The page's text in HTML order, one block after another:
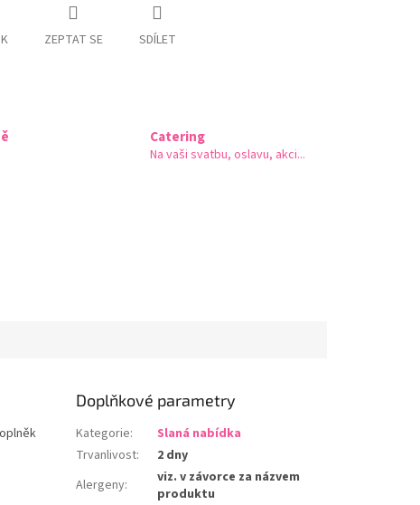
ZEPTAT SE SDÍLET
Catering
Na vaši svatbu, oslavu, akci...
Doplňkové parametry
Kategorie:
Slaná nabídka
Trvanlivost:
2 dny
Alergeny:
viz. v závorce za názvem
produktu